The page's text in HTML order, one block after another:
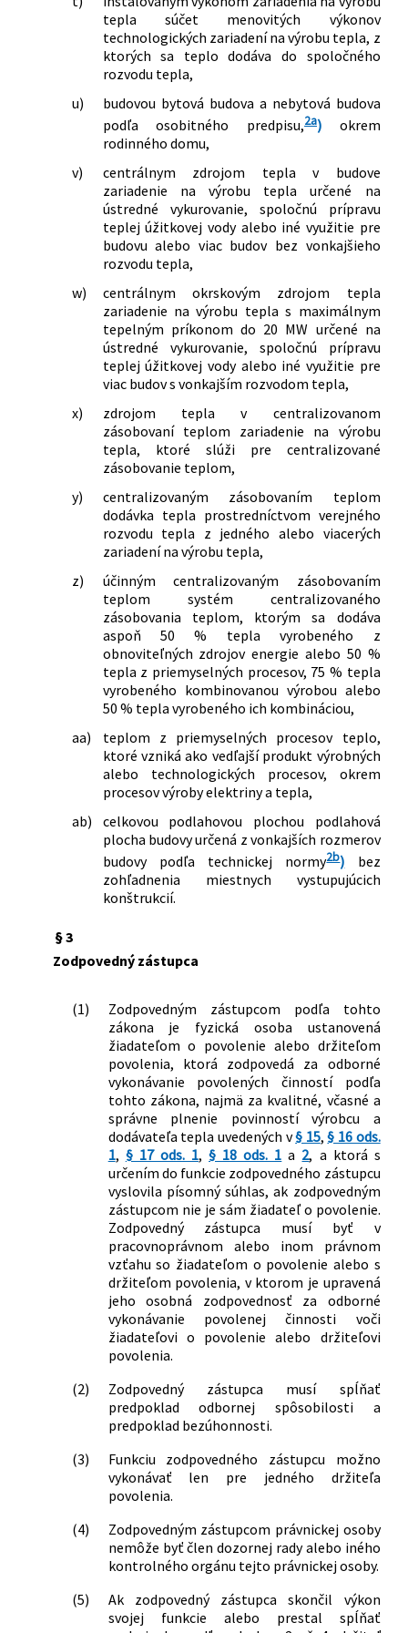
tepla súčet menovitých výkonov
technologických zariadení na výrobu tepla, z
ktorých sa teplo dodáva do spoločného
rozvodu tepla,
u)
budovou bytová budova a nebytová budova
podľa osobitného predpisu,2a) okrem
rodinného domu,
v)
centrálnym zdrojom tepla v budove
zariadenie na výrobu tepla určené na
ústredné vykurovanie, spoločnú prípravu
teplej úžitkovej vody alebo iné využitie pre
budovu alebo viac budov bez vonkajšieho
rozvodu tepla,
w)
centrálnym okrskovým zdrojom tepla
zariadenie na výrobu tepla s maximálnym
tepelným príkonom do 20 MW určené na
ústredné vykurovanie, spoločnú prípravu
teplej úžitkovej vody alebo iné využitie pre
viac budov s vonkajším rozvodom tepla,
x)
zdrojom tepla v centralizovanom
zásobovaní teplom zariadenie na výrobu
tepla, ktoré slúži pre centralizované
zásobovanie teplom,
y)
centralizovaným zásobovaním teplom
dodávka tepla prostredníctvom verejného
rozvodu tepla z jedného alebo viacerých
zariadení na výrobu tepla,
z)
účinným centralizovaným zásobovaním
teplom systém centralizovaného
zásobovania teplom, ktorým sa dodáva
aspoň 50 % tepla vyrobeného z
obnoviteľných zdrojov energie alebo 50 %
tepla z priemyselných procesov, 75 % tepla
vyrobeného kombinovanou výrobou alebo
50 % tepla vyrobeného ich kombináciou,
aa)
teplom z priemyselných procesov teplo,
ktoré vzniká ako vedľajší produkt výrobných
alebo technologických procesov, okrem
procesov výroby elektriny a tepla,
ab)
celkovou podlahovou plochou podlahová
plocha budovy určená z vonkajších rozmerov
budovy podľa technickej normy2b) bez
zohľadnenia miestnych vystupujúcich
konštrukcií.
§ 3
Zodpovedný zástupca
(1)
Zodpovedným zástupcom podľa tohto
zákona je fyzická osoba ustanovená
žiadateľom o povolenie alebo držiteľom
povolenia, ktorá zodpovedá za odborné
vykonávanie povolených činností podľa
tohto zákona, najmä za kvalitné, včasné a
správne plnenie povinností výrobcu a
dodávateľa tepla uvedených v§ 15,§ 16 ods.
1, § 17 ods. 1,§ 18 ods. 1 a 2, a ktorá s
určením do funkcie zodpovedného zástupcu
vyslovila písomný súhlas, ak zodpovedným
zástupcom nie je sám žiadateľ o povolenie.
Zodpovedný zástupca musí byť v
pracovnoprávnom alebo inom právnom
vzťahu so žiadateľom o povolenie alebo s
držiteľom povolenia, v ktorom je upravená
jeho osobná zodpovednosť za odborné
vykonávanie povolenej činnosti voči
žiadateľovi o povolenie alebo držiteľovi
povolenia.
(2)
Zodpovedný zástupca musí spĺňať
predpoklad odbornej spôsobilosti a
predpoklad bezúhonnosti.
(3)
Funkciu zodpovedného zástupcu možno
vykonávať len pre jedného držiteľa
povolenia.
(4)
Zodpovedným zástupcom právnickej osoby
nemôže byť člen dozornej rady alebo iného
kontrolného orgánu tejto právnickej osoby.
(5)
Ak zodpovedný zástupca skončil výkon
svojej funkcie alebo prestal spĺňať